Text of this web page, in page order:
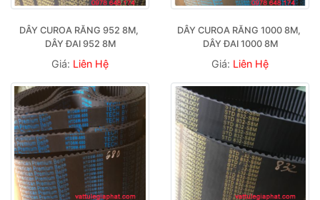
DÂY CUROA RĂNG 952 8M,
DÂY ĐAI 952 8M
Giá: Liên Hệ
DÂY CUROA RĂNG 1000 8M,
DÂY ĐAI 1000 8M
Giá: Liên Hệ